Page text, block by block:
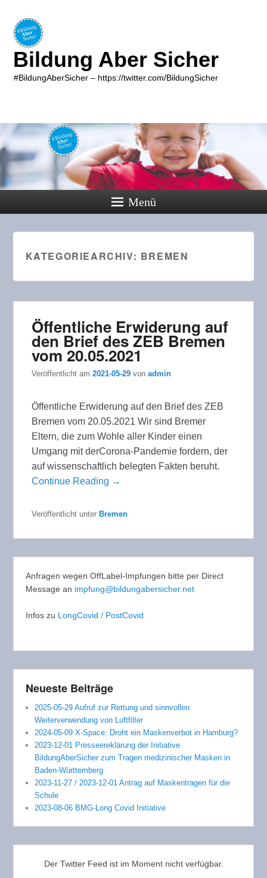
Bildung Aber Sicher
#BildungAberSicher – https://twitter.com/BildungSicher
Menü
KATEGORIEARCHIV: BREMEN
Öffentliche Erwiderung auf
den Brief des ZEB Bremen
vom 20.05.2021
Veröffentlicht am2021-05-29 vonadmin
Öffentliche Erwiderung auf den Brief des ZEB
Bremen vom 20.05.2021 Wir sind Bremer
Eltern, die zum Wohle aller Kinder einen
Umgang mit derCorona-Pandemie fordern, der
auf wissenschaftlich belegten Fakten beruht.
Continue Reading →
Veröffentlicht unter Bremen
Anfragen wegen OffLabel-Impfungen bitte per Direct
Message an impfung@bildungabersicher.net
Infos zu LongCovid / PostCovid
Neueste Beiträge
2025-05-29 Aufruf zur Rettung und sinnvollen
Weiterverwendung von Luftfilter
2024-05-09 X-Space: Droht ein Maskenverbot in Hamburg?
2023-12-01 Presseereklärung der Initiative
BildungAberSicher zum Tragen medizinischer Masken in
Baden-Württemberg
2023-11-27 / 2023-12-01 Antrag auf Maskentragen für die
Schule
2023-08-06 BMG-Long Covid Initiative
Der Twitter Feed ist im Moment nicht verfügbar.